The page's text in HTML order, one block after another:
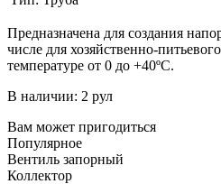
Предназначена для создания
числе для хозяйственно-
температуре от 0 до +40ºС.
В наличии: 2 рул
Вам может пригодиться
Популярное
Вентиль запорный
Коллектор